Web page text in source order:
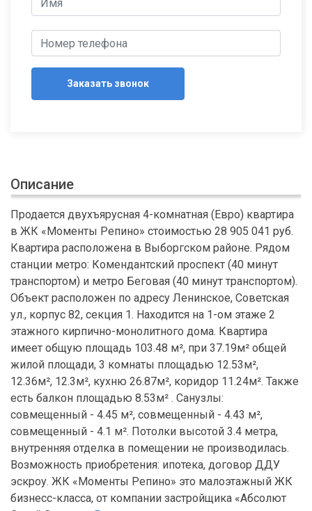
Заказать звонок
Описание
Продается двухъярусная 4-комнатная (Евро) квартира
в ЖК «Моменты Репино» стоимостью 28 905 041 руб.
Квартира расположена в Выборгском районе. Рядом
станции метро: Комендантский проспект (40 минут
транспортом) и метро Беговая (40 минут транспортом).
Объект расположен по адресу Ленинское, Советская
ул., корпус 82, секция 1. Находится на 1-ом этаже 2
этажного кирпично-монолитного дома. Квартира
имеет общую площадь 103.48 м², при 37.19м² общей
жилой площади, 3 комнаты площадью 12.53м²,
12.36м², 12.3м², кухню 26.87м², коридор 11.24м². Также
есть балкон площадью 8.53м² . Санузлы:
совмещенный - 4.45 м², совмещенный - 4.43 м²,
совмещенный - 4.1 м². Потолки высотой 3.4 метра,
внутренняя отделка в помещении не производилась.
Возможность приобретения: ипотека, договор ДДУ
эскроу. ЖК «Моменты Репино» это малоэтажный ЖК
бизнесс-класса, от компании застройщика «Абсолют